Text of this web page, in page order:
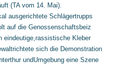
(TA vom 14. Mai).
ausgerichtete Schlägertrupps
auf die Genossenschaftsbeiz
eindeutige,rassistische Kleber
sich die Demonstration
undUmgebung eine Szene